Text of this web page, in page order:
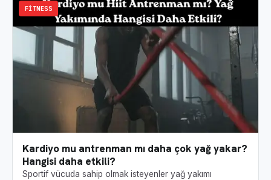
FITNESS
Kardiyo mu antrenman mı daha çok yağ yakar?
Hangisi daha etkili?
Sportif vücuda sahip olmak isteyenler yağ yakımı